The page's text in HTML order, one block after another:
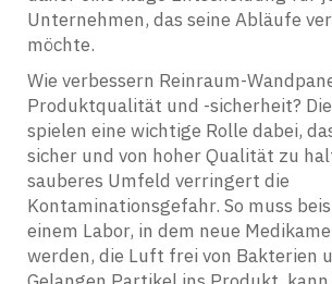
Unternehmen, das seine Abläufe
möchte.
Wie verbessern Reinraum-
Produktqualität und -sicherheit?
spielen eine wichtige Rolle dabei,
sicher und von hoher Qualität zu
sauberes Umfeld verringert die
Kontaminationsgefahr. So muss
einem Labor, in dem neue
werden, die Luft frei von Bakterien